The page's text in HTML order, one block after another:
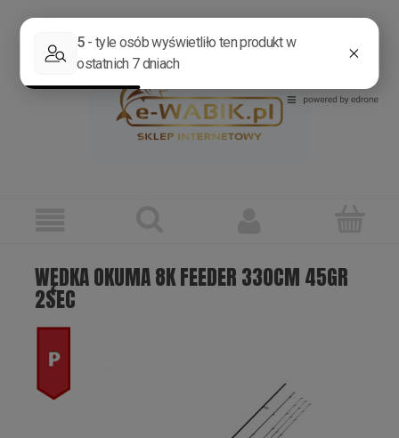
WĘDKA OKUMA 8K FEEDER 330CM 45GR
2SEC